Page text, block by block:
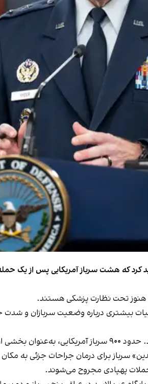
سخنگوی وزارت دفاع ایالات متحده، روز سه‌شنبه ۲۳ مرداد تایید
هنوز تحت نظارت پزشکی هستند.
بیشتری درباره وضعیت سربازان و شدت
حضور دارند.
سرباز برای درمان جراحات جزئی به
حملات پهپادی مجروح می‌شوند.